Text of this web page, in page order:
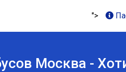
">
Москва -